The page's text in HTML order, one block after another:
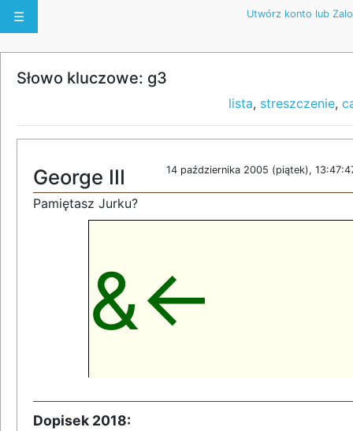
☰ Utwórz konto lub
Słowo kluczowe: g3
lista, streszczenie,
14 października 2005 (piątek),
George III
Pamiętasz Jurku?
&<-
Dopisek 2018: